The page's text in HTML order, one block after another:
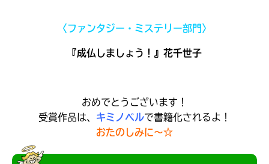
〈ファンタジー・ミステリー部門〉
『成仏しましょう！』花千世子
おめでとうございます！
受賞作品は、 キミノベルで書籍化されるよ！
おたのしみに～☆